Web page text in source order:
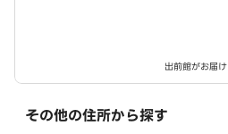
出前館がお届け
その他の住所から探す